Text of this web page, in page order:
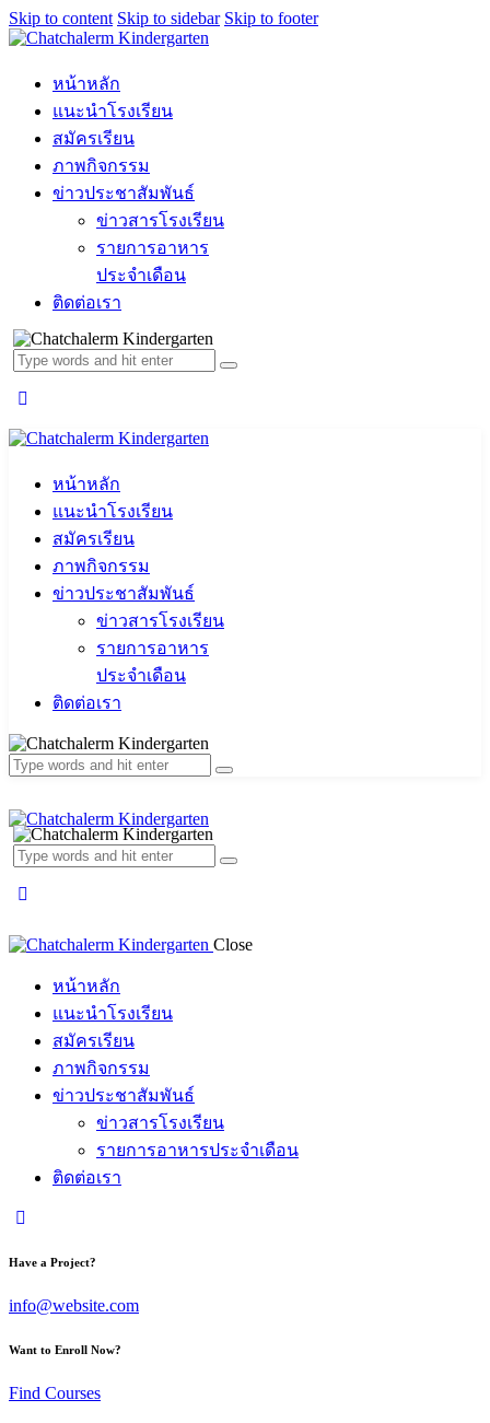
Skip to content Skip to sidebar Skip to footer
หน้าหลัก
แนะนำโรงเรียน
สมัครเรียน
ภาพกิจกรรม
ข่าวประชาสัมพันธ์
ข่าวสารโรงเรียน
รายการอาหาร
ประจำเดือน
ติดต่อเรา
หน้าหลัก
แนะนำโรงเรียน
สมัครเรียน
ภาพกิจกรรม
ข่าวประชาสัมพันธ์
ข่าวสารโรงเรียน
รายการอาหาร
ประจำเดือน
ติดต่อเรา
Close
หน้าหลัก
แนะนำโรงเรียน
สมัครเรียน
ภาพกิจกรรม
ข่าวประชาสัมพันธ์
ข่าวสารโรงเรียน
รายการอาหารประจำเดือน
ติดต่อเรา
Have a Project?
info@website.com
Want to Enroll Now?
Find Courses